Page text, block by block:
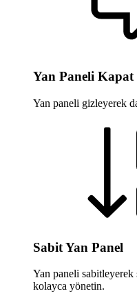
Yan Paneli Kapat
Yan paneli gizleyerek
Sabit Yan Panel
Yan paneli
kolayca yönetin.